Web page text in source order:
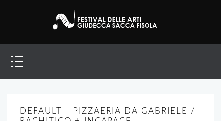
DEFAULT - PIZZAERIA DA GABRIELE /